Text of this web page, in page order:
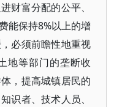
财富分配的公平、
能保持8%以上的增
必须前瞻性地重视
地等部门的垄断收
，提高城镇居民的
识者、技术人员、